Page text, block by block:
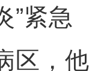
”紧急
区，他